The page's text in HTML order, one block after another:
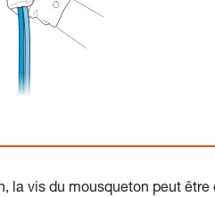
la vis du mousqueton peut